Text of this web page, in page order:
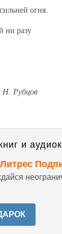
огня.
ни разу
Н. Рубцов
и